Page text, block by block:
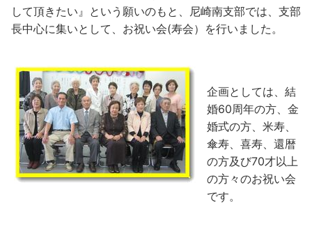
して頂きたい』という願いのもと、尼崎南支部では、支部
長中心に集いとして、お祝い会(寿会）を行いました。
企画としては、結
婚60周年の方、金
婚式の方、米寿、
傘寿、喜寿、還暦
の方及び70才以上
の方々のお祝い会
です。